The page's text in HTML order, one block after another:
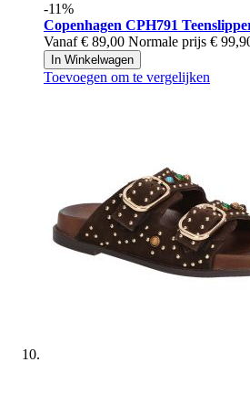
-11%
Copenhagen CPH791
Vanaf € 89,00 Normale prijs €
In Winkelwagen
Toevoegen om te vergelijken